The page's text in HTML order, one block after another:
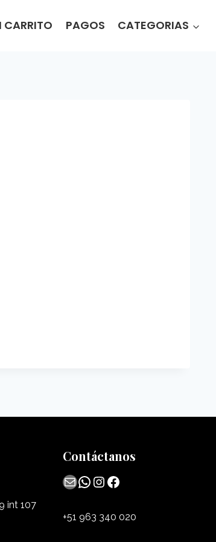
CARRITO PAGOS CATEGORIAS
int 107
Contáctanos
MailWhatsApp
Instagram
Facebook
+51 963 340 020